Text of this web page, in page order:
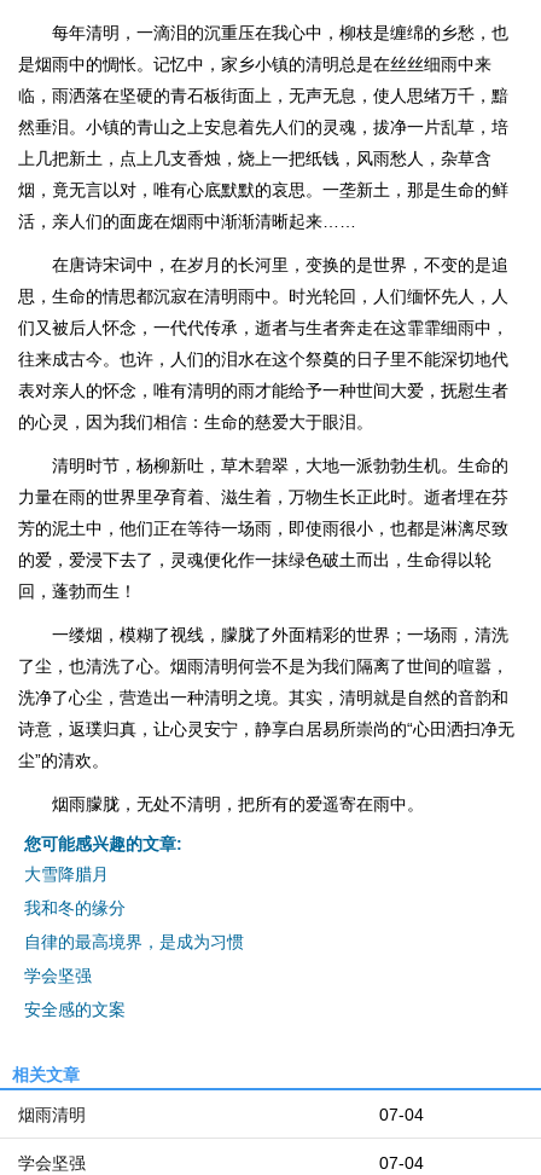
每年清明，一滴泪的沉重压在我心中，柳枝是缠绵的乡愁，也
是烟雨中的惆怅。记忆中，家乡小镇的清明总是在丝丝细雨中来
临，雨洒落在坚硬的青石板街面上，无声无息，使人思绪万千，黯
然垂泪。小镇的青山之上安息着先人们的灵魂，拔净一片乱草，培
上几把新土，点上几支香烛，烧上一把纸钱，风雨愁人，杂草含
烟，竟无言以对，唯有心底默默的哀思。一垄新土，那是生命的鲜
活，亲人们的面庞在烟雨中渐渐清晰起来……
在唐诗宋词中，在岁月的长河里，变换的是世界，不变的是追
思，生命的情思都沉寂在清明雨中。时光轮回，人们缅怀先人，人
们又被后人怀念，一代代传承，逝者与生者奔走在这霏霏细雨中，
往来成古今。也许，人们的泪水在这个祭奠的日子里不能深切地代
表对亲人的怀念，唯有清明的雨才能给予一种世间大爱，抚慰生者
的心灵，因为我们相信：生命的慈爱大于眼泪。
清明时节，杨柳新吐，草木碧翠，大地一派勃勃生机。生命的
力量在雨的世界里孕育着、滋生着，万物生长正此时。逝者埋在芬
芳的泥土中，他们正在等待一场雨，即使雨很小，也都是淋漓尽致
的爱，爱浸下去了，灵魂便化作一抹绿色破土而出，生命得以轮
回，蓬勃而生！
一缕烟，模糊了视线，朦胧了外面精彩的世界；一场雨，清洗
了尘，也清洗了心。烟雨清明何尝不是为我们隔离了世间的喧嚣，
洗净了心尘，营造出一种清明之境。其实，清明就是自然的音韵和
诗意，返璞归真，让心灵安宁，静享白居易所崇尚的“心田洒扫净无
尘”的清欢。
烟雨朦胧，无处不清明，把所有的爱遥寄在雨中。
您可能感兴趣的文章:
大雪降腊月
我和冬的缘分
自律的最高境界，是成为习惯
学会坚强
安全感的文案
相关文章
07-04
烟雨清明
07-04
学会坚强